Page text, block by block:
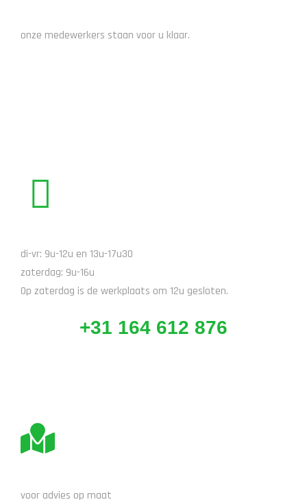
onze medewerkers staan voor u klaar.
di-vr: 9u-12u en 13u-17u30
zaterdag: 9u-16u
Op zaterdag is de werkplaats om 12u gesloten.
+31 164 612 876
voor advies op maat